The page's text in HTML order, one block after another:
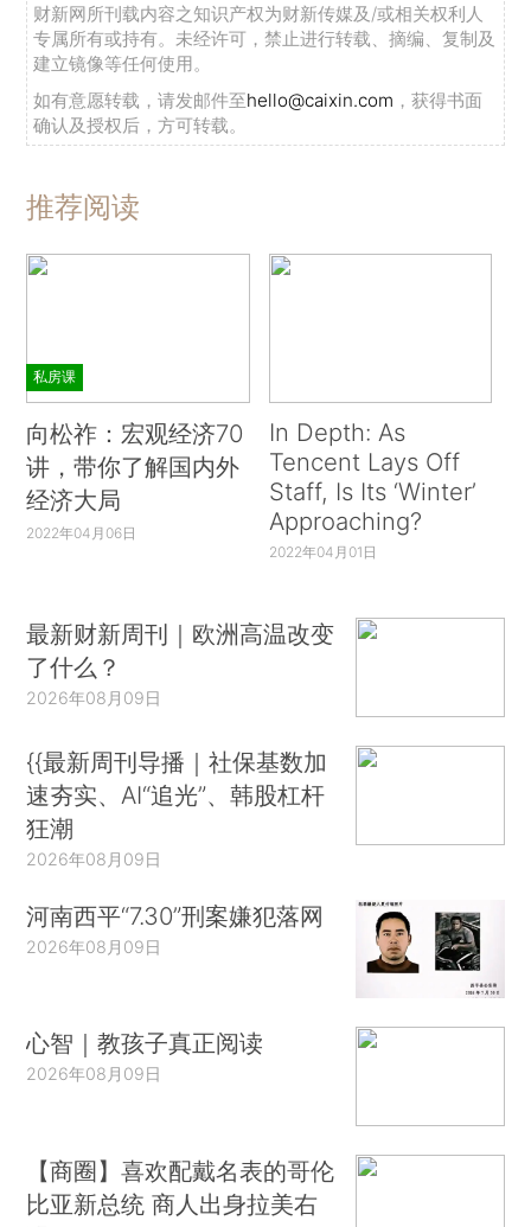
财新网所刊载内容之知识产权为财新传媒及/或相关权利人
专属所有或持有。未经许可，禁止进行转载、摘编、复制及
建立镜像等任何使用。
如有意愿转载，请发邮件至hello@caixin.com ，获得书面
确认及授权后，方可转载。
推荐阅读
私房课
向松祚：宏观经济70
讲，带你了解国内外
经济大局
2022年04月06日
In Depth: As
Tencent Lays Off
Staff, Is Its ‘Winter’
Approaching?
2022年04月01日
最新财新周刊｜欧洲高温改变
了什么？
2026年08月09日
{{最新周刊导播｜社保基数加
速夯实、AI“追光”、韩股杠杆
狂潮
2026年08月09日
河南西平“7.30”刑案嫌犯落网
2026年08月09日
心智｜教孩子真正阅读
2026年08月09日
【商圈】喜欢配戴名表的哥伦
比亚新总统 商人出身拉美右